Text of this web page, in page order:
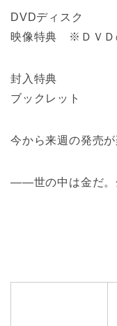
DVDディスク
映像特典 ※ＤＶＤ
封入特典
ブックレット
今から来週の発売
――世の中は金だ。